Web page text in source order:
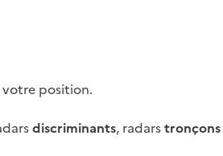
position.
discriminants, radarstronçons